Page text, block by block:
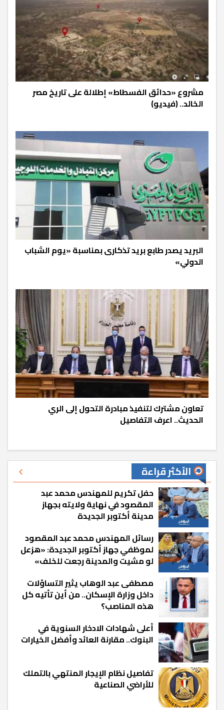
مشروع «حدائق الفسطاط» إطلالة على تاريخ مصر
الخالد.. (فيديو)
البريد يصدر طابع بريد تذكارى بمناسبة «يوم الشباب
الدولي»
تعاون مشترك لتنفيذ مبادرة التحول إلى الري
الحديث.. اعرف التفاصيل
الأكثر قراءة
حفل تكريم للمهندس محمد عبد
المقصود في نهاية ولايته بجهاز
مدينة أكتوبر الجديدة
رسائل المهندس محمد عبد المقصود
لموظفي جهاز أكتوبر الجديدة: «هزعل
لو مشيت والمدينة رجعت للخلف»
مصطفى عبد الوهاب يثير التساؤلات
داخل وزارة الإسكان.. من أين تأتيه كل
هذه المناصب؟
أعلى شهادات الادخار السنوية في
البنوك.. مقارنة العائد وأفضل الخيارات
تفاصيل نظام الإيجار المنتهي بالتملك
للأراضي الصناعية